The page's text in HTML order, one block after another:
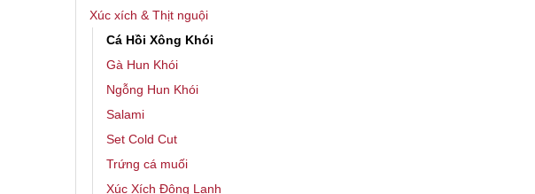
Xúc xích & Thịt nguội
Cá Hồi Xông Khói
Gà Hun Khói
Ngỗng Hun Khói
Salami
Set Cold Cut
Trứng cá muối
Xúc Xích Đông Lạnh